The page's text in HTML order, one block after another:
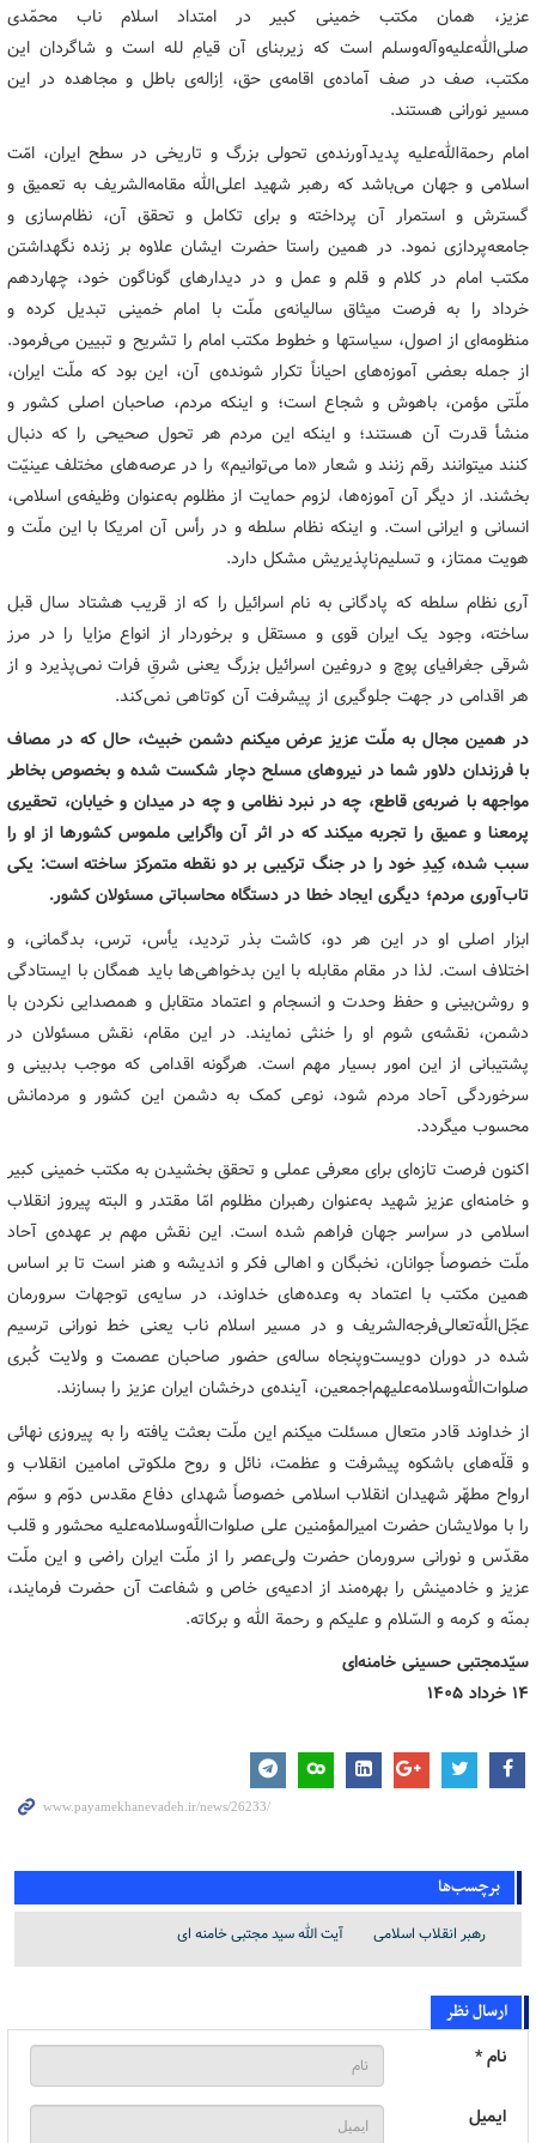
عزیز، همان مکتب خمینی کبیر در امتداد اسلام ناب محمّدی
صلی‌الله‌علیه‌وآله‌وسلم است که زیربنای آن قیامِ لله است و شاگردان این
مکتب، صف در صف آماده‌ی اقامه‌ی حق، اِزاله‌ی باطل و مجاهده در این
مسیر نورانی هستند.
امام رحمة‌الله‌علیه پدیدآورنده‌ی تحولی بزرگ و تاریخی در سطح ایران، امّت
اسلامی و جهان می‌باشد که رهبر شهید اعلی‌الله مقامه‌الشریف به تعمیق و
گسترش و استمرار آن پرداخته و برای تکامل و تحقق آن، نظام‌سازی و
جامعه‌پردازی نمود. در همین راستا حضرت ایشان علاوه بر زنده نگهداشتن
مکتب امام در کلام و قلم و عمل و در دیدارهای گوناگون خود، چهاردهم
خرداد را به فرصت میثاق سالیانه‌ی ملّت با امام خمینی تبدیل کرده و
منظومه‌ای از اصول، سیاستها و خطوط مکتب امام را تشریح و تبیین می‌فرمود.
از جمله بعضی آموزه‌های احیاناً تکرار شونده‌ی آن، این بود که ملّت ایران،
ملّتی مؤمن، باهوش و شجاع است؛ و اینکه مردم، صاحبان اصلی کشور و
منشأ قدرت آن هستند؛ و اینکه این مردم هر تحول صحیحی را که دنبال
کنند میتوانند رقم زنند و شعار «ما می‌توانیم» را در عرصه‌های مختلف عینیّت
بخشند. از دیگر آن آموزه‌ها، لزوم حمایت از مظلوم به‌عنوان وظیفه‌ی اسلامی،
انسانی و ایرانی است. و اینکه نظام سلطه و در رأس آن امریکا با این ملّت و
هویت ممتاز، و تسلیم‌ناپذیریش مشکل دارد.
آری نظام سلطه که پادگانی به نام اسرائیل را که از قریب هشتاد سال قبل
ساخته، وجود یک ایران قوی و مستقل و برخوردار از انواع مزایا را در مرز
شرقی جغرافیای پوچ و دروغین اسرائیل بزرگ یعنی شرقِ فرات نمی‌پذیرد و از
هر اقدامی در جهت جلوگیری از پیشرفت آن کوتاهی نمی‌کند.
در همین مجال به ملّت عزیز عرض میکنم دشمن خبیث، حال که در مصاف
با فرزندان دلاور شما در نیروهای مسلح دچار شکست شده و بخصوص بخاطر
مواجهه با ضربه‌ی قاطع، چه در نبرد نظامی و چه در میدان و خیابان، تحقیری
پرمعنا و عمیق را تجربه میکند که در اثر آن واگرایی ملموس کشورها از او را
سبب شده، کِیدِ خود را در جنگ ترکیبی بر دو نقطه متمرکز ساخته است: یکی
تاب‌آوری مردم؛ دیگری ایجاد خطا در دستگاه محاسباتی مسئولان کشور.
ابزار اصلی او در این هر دو، کاشت بذر تردید، یأس، ترس، بدگمانی، و
اختلاف است. لذا در مقام مقابله با این بدخواهی‌ها باید همگان با ایستادگی
و روشن‌بینی و حفظ وحدت و انسجام و اعتماد متقابل و همصدایی نکردن با
دشمن، نقشه‌ی شوم او را خنثی نمایند. در این مقام، نقش مسئولان در
پشتیبانی از این امور بسیار مهم است. هرگونه اقدامی که موجب بدبینی و
سرخوردگی آحاد مردم شود، نوعی کمک به دشمن این کشور و مردمانش
محسوب میگردد.
اکنون فرصت تازه‌ای برای معرفی عملی و تحقق بخشیدن به مکتب خمینی کبیر
و خامنه‌ای عزیز شهید به‌عنوان رهبران مظلوم امّا مقتدر و البته پیروز انقلاب
اسلامی در سراسر جهان فراهم شده است. این نقش مهم بر عهده‌ی آحاد
ملّت خصوصاً جوانان، نخبگان و اهالی فکر و اندیشه و هنر است تا بر اساس
همین مکتب با اعتماد به وعده‌های خداوند، در سایه‌ی توجهات سرورمان
عجّل‌الله‌تعالی‌فرجه‌الشریف و در مسیر اسلام ناب یعنی خط نورانی ترسیم
شده در دوران دویست‌وپنجاه ساله‌ی حضور صاحبان عصمت و ولایت کُبری
صلوات‌الله‌وسلامه‌علیهم‌اجمعین، آینده‌ی درخشان ایران عزیز را بسازند.
از خداوند قادر متعال مسئلت میکنم این ملّت بعثت یافته را به پیروزی نهائی
و قلّه‌های باشکوه پیشرفت و عظمت، نائل و روح ملکوتی امامین انقلاب و
ارواح مطهّر شهیدان انقلاب اسلامی خصوصاً شهدای دفاع مقدس دوّم و سوّم
را با مولایشان حضرت امیرالمؤمنین علی صلوات‌الله‌وسلامه‌علیه محشور و قلب
مقدّس و نورانی سرورمان حضرت ولی‌عصر را از ملّت ایران راضی و این ملّت
عزیز و خادمینش را بهره‌مند از ادعیه‌ی خاص و شفاعت آن حضرت فرمایند،
بمنّه و کرمه و السّلام و علیکم و رحمة الله و برکاته.
سیّدمجتبی حسینی خامنه‌ای
۱۴ خرداد ۱۴۰۵
برچسب‌ها
رهبر انقلاب اسلامی آیت الله سید مجتبی خامنه ای
ارسال نظر
نام *
ایمیل